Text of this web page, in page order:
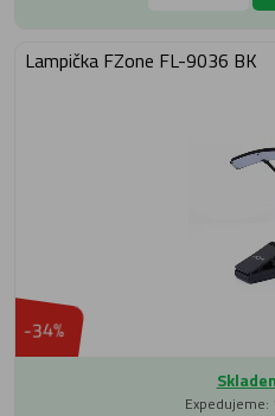
Lampička FZone FL-9036 BK
-34%